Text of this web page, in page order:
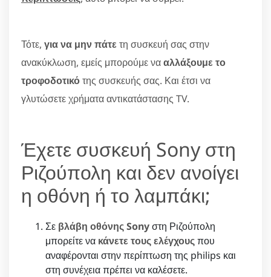
Τότε, για να μην πάτε τη συσκευή σας στην
ανακύκλωση, εμείς μπορούμε νααλλάξουμε το
τροφοδοτικότης συσκευής σας. Και έτσι να
γλυτώσετε χρήματα αντικατάστασης TV.
Έχετε συσκευή Sony στη
Ριζούπολη και δεν ανοίγει
η οθόνη ή το λαμπάκι;
Σε βλάβη οθόνης Sonyστη Ριζούπολη
μπορείτε να κάνετε τους ελέγχουςπου
αναφέρονται στην περίπτωση της philips και
στη συνέχεια πρέπει να καλέσετε.